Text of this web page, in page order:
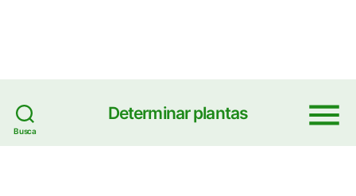
Busca
Determinar plantas Menu